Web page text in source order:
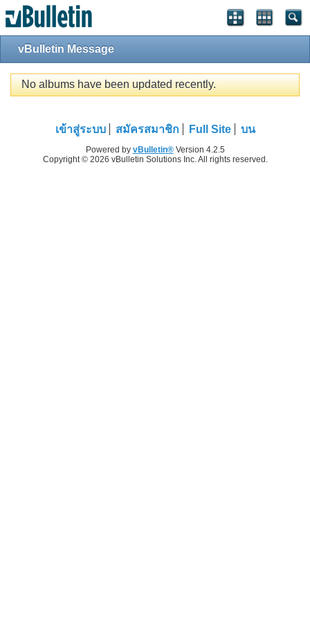
vBulletin Message
No albums have been updated recently.
เข้าสู่ระบบ สมัครสมาชิก Full Site บน
Powered by vBulletin®Version 4.2.5
Copyright © 2026 vBulletin Solutions Inc. All rights reserved.